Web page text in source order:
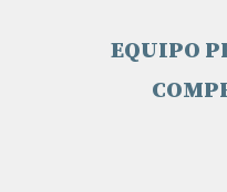
EQUIPO